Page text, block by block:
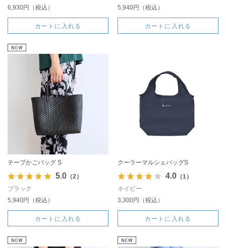
6,930円（税込）
カートに入れる
5,940円（税込）
カートに入れる
テープかごバッグ S
5.0（2）
ブラック
5,940円（税込）
カートに入れる
クーラーマルシェバッグS
4.0（1）
ネイビー
3,300円（税込）
カートに入れる